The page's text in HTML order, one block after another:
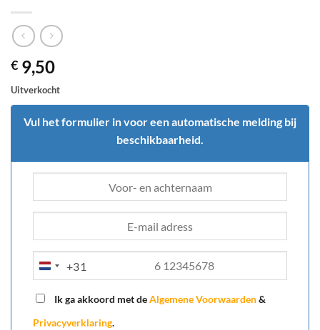
€ 9,50
Uitverkocht
Vul het formulier in voor een automatische melding bij
beschikbaarheid.
NETHERLANDS
+31
Ik ga akkoord met deAlgemene Voorwaarden&
Privacyverklaring.